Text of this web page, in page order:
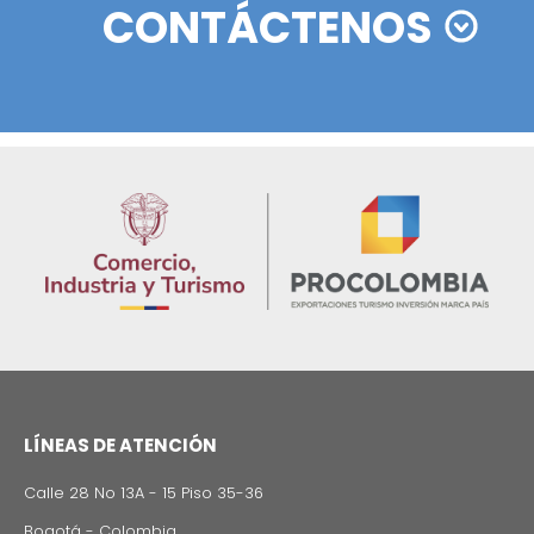
Zonas francas en Colombia: actualizaciones y
beneficios del nuevo decreto